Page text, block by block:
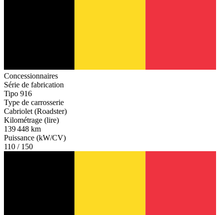
Concessionnaires
Série de fabrication
Tipo 916
Type de carrosserie
Cabriolet (Roadster)
Kilométrage (lire)
139 448 km
Puissance (kW/CV)
110 / 150